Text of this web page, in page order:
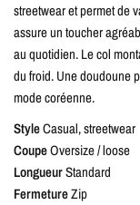
streetwear et permet de
assure un toucher
au quotidien. Le col
du froid. Une doudoune
mode coréenne.
StyleCasual, streetwear
CoupeOversize / loose
LongueurStandard
FermetureZip